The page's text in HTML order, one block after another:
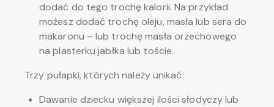
dodać do tego trochę kalorii. Na przykład
możesz dodać trochę oleju, masła lub sera do
makaronu – lub trochę masła orzechowego
na plasterku jabłka lub toście.
Trzy pułapki, których należy unikać:
Dawanie dziecku większej ilości słodyczy lub